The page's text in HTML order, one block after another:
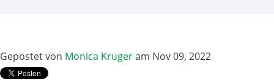
Gepostet von Monica Krugeram Nov 09, 2022